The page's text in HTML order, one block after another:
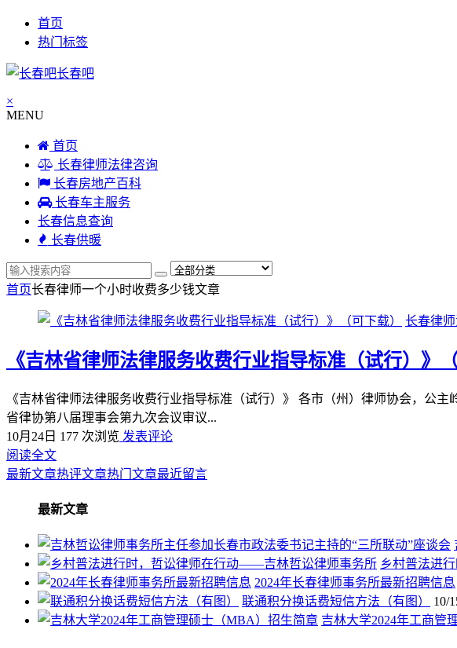
首页
热门标签
长春吧
×
MENU
首页
长春律师法律咨询
长春房地产百科
长春车主服务
长春信息查询
长春供暖
首页长春律师一个小时收费多少钱文章
长春律
《吉林省律师法律服务收费行业指导标准（试行）》（
《吉林省律师法律服务收费行业指导标准（试行）》 各市（州）律师协会，公
省律协第八届理事会第九次会议审议...
10月24日 177 次浏览 发表评论
阅读全文
最新文章热评文章热门文章最近留言
最新文章
乡村普法进
2024年长春律师事务所最新招聘信息
联通积分换话费短信方法（有图）
10/
吉林大学2024年工商管